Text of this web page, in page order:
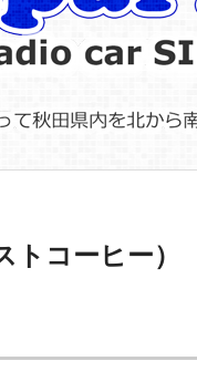
コーヒー）